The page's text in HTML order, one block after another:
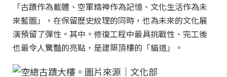
「古蹟作為載體、空軍精神作為記憶、文化生活作為未
來藍圖」，在保留歷史紋理的同時，也為未來的文化展
演預留了彈性。其中。修復工程中最具挑戰性、完工後
也最令人驚豔的亮點，是建築頂樓的「貓道」。